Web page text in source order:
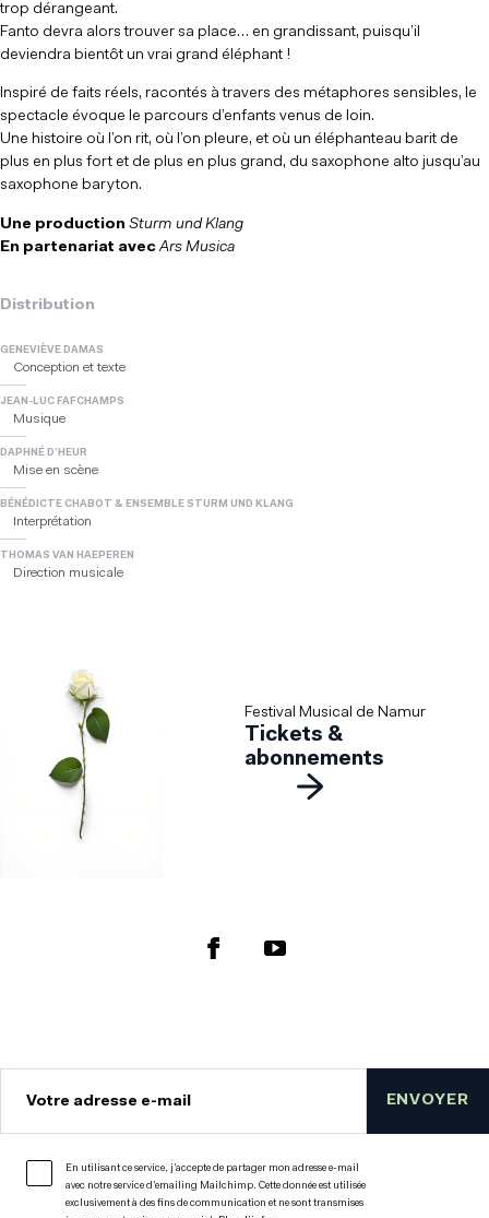
trop dérangeant.
Fanto devra alors trouver sa place… en grandissant, puisqu’il
deviendra bientôt un vrai grand éléphant !
Inspiré de faits réels, racontés à travers des métaphores sensibles, le
spectacle évoque le parcours d’enfants venus de loin.
Une histoire où l’on rit, où l’on pleure, et où un éléphanteau barit de
plus en plus fort et de plus en plus grand, du saxophone alto jusqu’au
saxophone baryton.
Une production Sturm und Klang
En partenariat avec Ars Musica
Distribution
GENEVIÈVE DAMAS
Conception et texte
JEAN-LUC FAFCHAMPS
Musique
DAPHNÉ D’HEUR
Mise en scène
BÉNÉDICTE CHABOT & ENSEMBLE STURM UND KLANG
Interprétation
THOMAS VAN HAEPEREN
Direction musicale
Festival Musical de Namur
Tickets &
abonnements
Votre adresse e-mail
En utilisant ce service, j’accepte de partager mon adresse e-mail
avec notre service d’emailing Mailchimp. Cette donnée est utilisée
exclusivement à des fins de communication et ne sont transmises
ENVOYER